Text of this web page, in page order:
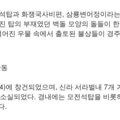
탑과 화쟁국사비편, 삼룡변어정이라
탑의 부재였던 벽돌 모양의 돌들이
진 우물 속에서 출토된 불상들이 경
에 창건되었으며, 신라 서라벌내 7개
실되었다. 경내에는 모전석탑을 비
.